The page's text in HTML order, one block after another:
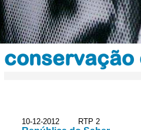
conservação
10-12-2012 RTP 2